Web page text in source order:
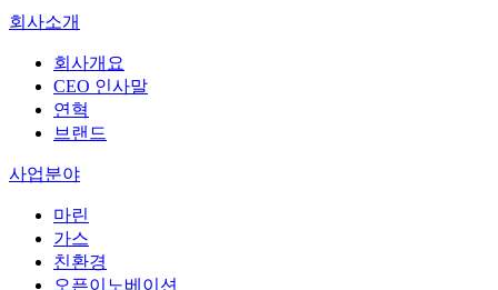
회사소개
회사개요
CEO 인사말
연혁
브랜드
사업분야
마린
가스
친환경
오픈이노베이션